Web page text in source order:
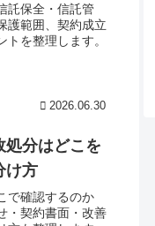
託保全・信託管
護範囲、契約成立
を整理します。
2026.06.30
処分はどこを
け方
で確認するのか
・契約書面・改善